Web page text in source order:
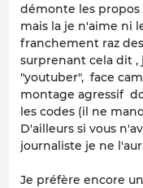
démonte les propos
mais la je n'aime ni
franchement raz
surprenant cela dit ,
"youtuber", face
montage agressif
les codes (il ne
D'ailleurs si vous
journaliste je ne
Je préfère encore